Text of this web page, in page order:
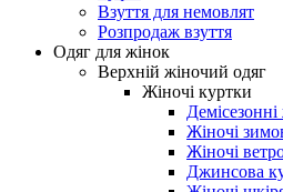
Взуття для немовлят
Розпродаж взуття
Одяг для жінок
Верхній жіночий одяг
Жіночі куртки
Жіночі
Жіночі
Джинсова